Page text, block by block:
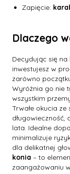
Zapięcie:
Dlaczego
Decydując się na
inwestujesz w
zarówno
Wyróżnia go nie
wszystkim
Trwałe okucia
lata. Idealne
minimalizuje
dla delikatnej
konia – to
zaangażowaniu